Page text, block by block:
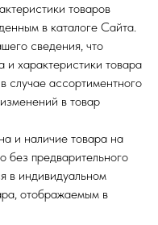
товаров
в каталоге Сайта.
сведения, что
и характеристики товара
случае ассортиментного
в товар
и наличие товара на
без предварительного
в индивидуальном
отображаемым в